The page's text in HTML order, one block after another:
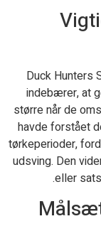
Duck Hunters
indebærer, at
større når de
havde forstået
tørkeperioder,
udsving. Den
eller